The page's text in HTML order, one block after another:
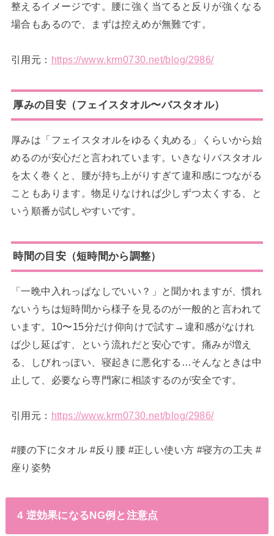
整えるイメージです。腰に強く当てると反りが強くなる
場合もあるので、まずは控えめが無難です。
引用元： https://www.krm0730.net/blog/2986/
厚みの目安（フェイスタオル〜バスタオル）
厚みは「フェイスタオルをゆるく丸める」くらいから始
めるのが安心だと言われています。いきなりバスタオル
を太く巻くと、腰が持ち上がりすぎて違和感につながる
こともあります。物足りなければ少しずつ太くする、と
いう順番が試しやすいです。
時間の目安（短時間から調整）
「一晩中入れっぱなしでいい？」と聞かれますが、慣れ
ないうちは短時間から様子を見るのが一般的と言われて
います。10〜15分だけ仰向けで試す→違和感がなけれ
ば少し延ばす、という流れだと安心です。痛みが増え
る、しびれっぽい、寝起きに悪化する…そんなときは中
止して、必要なら専門家に相談するのが安全です。
引用元： https://www.krm0730.net/blog/2986/
#腰の下にタオル #反り腰 #正しい使い方 #寝方の工夫 #
座り姿勢
4 逆効果になるNG例と注意点